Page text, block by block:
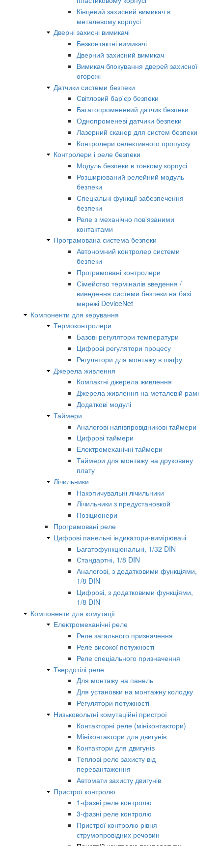
Кінцевий захисний вимикач в
металевому корпусі
Дверні захисні вимикачі
Безконтактні вимикачі
Дверний захисний вимикач
Вимикач блокування дверей захисної
огорожі
Датчики системи безпеки
Світловий бар'єр безпеки
Багатопроменевий датчик безпеки
Однопроменеві датчики безпеки
Лазерний сканер для систем безпеки
Контролери селективного пропуску
Контролери і реле безпеки
Модуль безпеки в тонкому корпусі
Розширюваний релейний модуль
безпеки
Спеціальні функції забезпечення
безпеки
Реле з механічно пов'язаними
контактами
Програмована система безпеки
Автономний контролер системи
безпеки
Програмовані контролери
Сімейство терміналів введення /
виведення системи безпеки на базі
мережі DeviceNet
Компоненти для керування
Термоконтролери
Базові регулятори температури
Цифрові регулятори процесу
Регулятори для монтажу в шафу
Джерела живлення
Компактні джерела живлення
Джерела живлення на металевій рамі
Додаткові модулі
Таймери
Аналогові напівпровідникові таймери
Цифрові таймери
Електромеханічні таймери
Таймери для монтажу на друковану
плату
Лічильники
Накопичувальні лічильники
Лічильники з предустановкой
Позіционери
Програмовані реле
Цифрові панельні індикатори-вимірювачі
Багатофункціональні, 1/32 DIN
Стандартні, 1/8 DIN
Аналогові, з додатковими функціями,
1/8 DIN
Цифрові, з додатковими функціями,
1/8 DIN
Компоненти для комутації
Електромеханічні реле
Реле загального призначення
Реле високої потужності
Реле спеціального призначення
Твердотілі реле
Для монтажу на панель
Для установки на монтажну колодку
Регулятори потужності
Низьковольтні комутаційні пристрої
Контакторні реле (мініконтактори)
Мініконтактори для двигунів
Контактори для двигунів
Теплові реле захисту від
перевантаження
Автомати захисту двигунів
Пристрої контролю
1-фазні реле контролю
3-фазні реле контролю
Пристрої контролю рівня
струмопровідних речовин